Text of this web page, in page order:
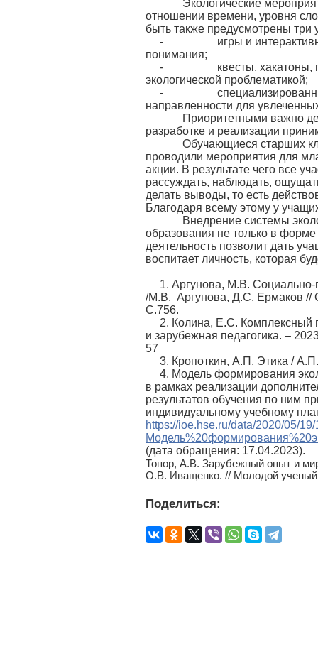
Экологические
отношении времени, уровня
быть также предусмотрены три
- игры и интерактивные
понимания;
- квесты, хакатоны,
экологической проблематикой;
- специализированные
направленности для
Приоритетными важно
разработке и реализации
Обучающиеся старших
проводили мероприятия для
акции. В результате чего все
рассуждать, наблюдать,
делать выводы, то есть
Благодаря всему этому у
Внедрение системы
образования не только в
деятельность позволит дать
воспитает личность, которая
1. Аргунова, М.В. Социально-
/М.В. Аргунова, Д.С. Ермаков //
С.756.
2. Колина, Е.С. Комплексный
и зарубежная педагогика. –
57
3. Кропоткин, А.П. Этика /
4. Модель формирования
в рамках реализации
результатов обучения по ним
индивидуальному учебному
https://ioe.hse.ru/data/2020/05/
(дата обращения: 17.04.2023).
Топор, А.В. Зарубежный опыт и
О.В. Иващенко. // Молодой
Поделиться: